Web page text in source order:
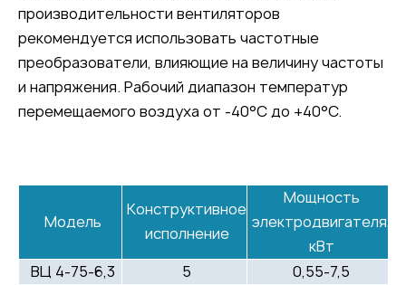
производительности вентиляторов
рекомендуется использовать частотные
преобразователи, влияющие на величину частоты
и напряжения. Рабочий диапазон температур
перемещаемого воздуха от -40°C до +40°C.
Модель
Конструктивное
исполнение
Мощность
электродвигателя,
кВт
ВЦ 4-75-6,3
5
0,55-7,5